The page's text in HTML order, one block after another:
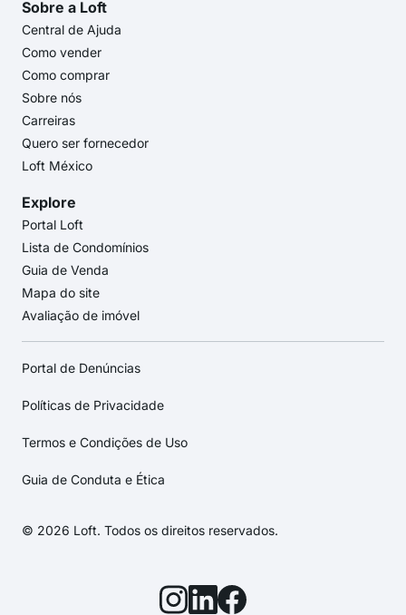
Sobre a Loft
Central de Ajuda
Como vender
Como comprar
Sobre nós
Carreiras
Quero ser fornecedor
Loft México
Explore
Portal Loft
Lista de Condomínios
Guia de Venda
Mapa do site
Avaliação de imóvel
Portal de Denúncias
Políticas de Privacidade
Termos e Condições de Uso
Guia de Conduta e Ética
© 2026 Loft. Todos os direitos reservados.